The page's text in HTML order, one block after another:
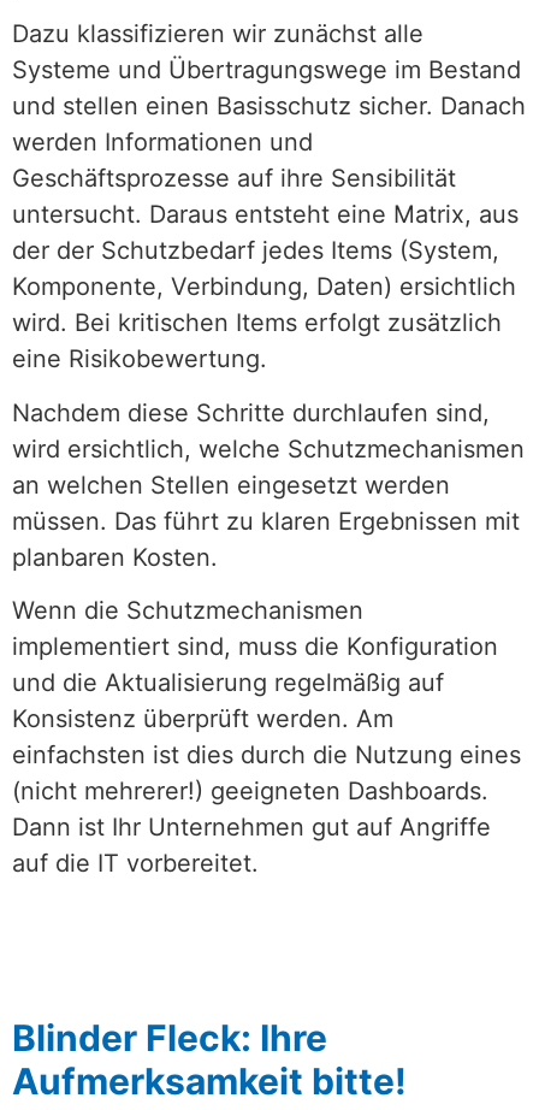
Dazu klassifizieren wir zunächst alle
Systeme und Übertragungswege im Bestand
und stellen einen Basisschutz sicher. Danach
werden Informationen und
Geschäftsprozesse auf ihre Sensibilität
untersucht. Daraus entsteht eine Matrix, aus
der der Schutzbedarf jedes Items (System,
Komponente, Verbindung, Daten) ersichtlich
wird. Bei kritischen Items erfolgt zusätzlich
eine Risikobewertung.
Nachdem diese Schritte durchlaufen sind,
wird ersichtlich, welche Schutzmechanismen
an welchen Stellen eingesetzt werden
müssen. Das führt zu klaren Ergebnissen mit
planbaren Kosten.
Wenn die Schutzmechanismen
implementiert sind, muss die Konfiguration
und die Aktualisierung regelmäßig auf
Konsistenz überprüft werden. Am
einfachsten ist dies durch die Nutzung eines
(nicht mehrerer!) geeigneten Dashboards.
Dann ist Ihr Unternehmen gut auf Angriffe
auf die IT vorbereitet.
Blinder Fleck: Ihre
Aufmerksamkeit bitte!